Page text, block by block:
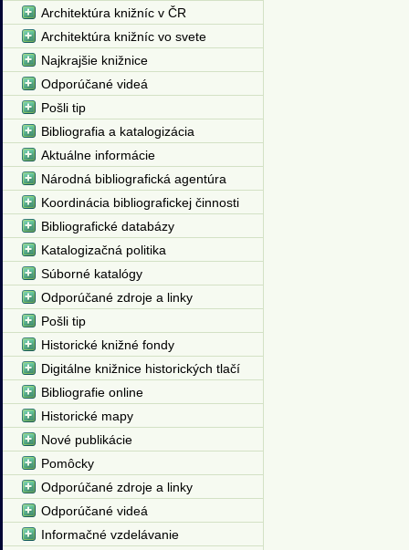
Architektúra knižníc v ČR
Architektúra knižníc vo svete
Najkrajšie knižnice
Odporúčané videá
Pošli tip
Bibliografia a katalogizácia
Aktuálne informácie
Národná bibliografická agentúra
Koordinácia bibliografickej činnosti
Bibliografické databázy
Katalogizačná politika
Súborné katalógy
Odporúčané zdroje a linky
Pošli tip
Historické knižné fondy
Digitálne knižnice historických tlačí
Bibliografie online
Historické mapy
Nové publikácie
Pomôcky
Odporúčané zdroje a linky
Odporúčané videá
Informačné vzdelávanie